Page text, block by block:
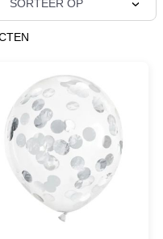
SORTEER OP